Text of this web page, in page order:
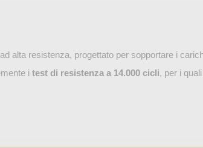
alta resistenza, progettato per sopportare i
i test di resistenza a 14.000 cicli, per i